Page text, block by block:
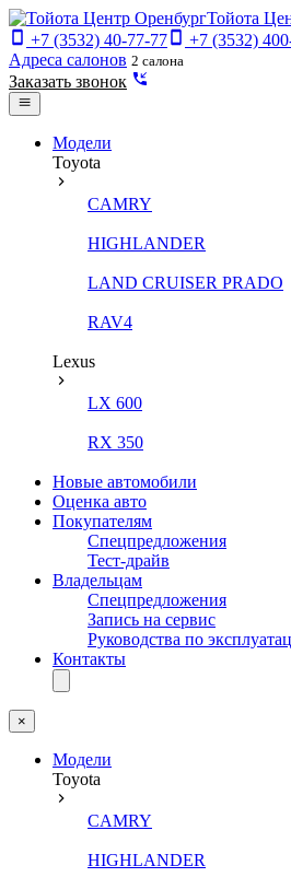
Тойота
+7 (3532) 40-77-77
+7 (3532)
Адреса салонов 2 салона
Заказать звонок
Модели
Toyota
CAMRY
HIGHLANDER
LAND CRUISER PRADO
RAV4
Lexus
LX 600
RX 350
Новые автомобили
Оценка авто
Покупателям
Спецпредложения
Тест-драйв
Владельцам
Спецпредложения
Запись на сервис
Руководства по
Контакты
×
Модели
Toyota
CAMRY
HIGHLANDER